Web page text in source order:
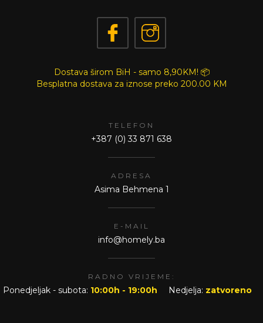
Dostava širom BiH - samo 8,90KM! 📦
Besplatna dostava za iznose preko 200.00 KM
TELEFON
+387 (0) 33 871 638
ADRESA
Asima Behmena 1
E-MAIL
info@homely.ba
RADNO VRIJEME:
Ponedjeljak - subota: 10:00h - 19:00h Nedjelja: zatvoreno